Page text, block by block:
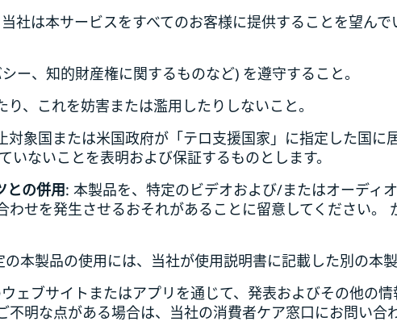
社は本サービスをすべてのお客様に提供することを望ん
ー、知的財産権に関するものなど) を遵守すること。
、これを妨害または濫用したりしないこと。
対象国または米国政府が「テロ支援国家」に指定した国に
ないことを表明および保証するものとします。
との併用: 本製品を、特定のビデオおよび/またはオーディ
せを発生させるおそれがあることに留意してください。
の本製品の使用には、当社が使用説明書に記載した別の本
ェブサイトまたはアプリを通じて、発表およびその他の情
明な点がある場合は、当社の消費者ケア窓口にお問い合